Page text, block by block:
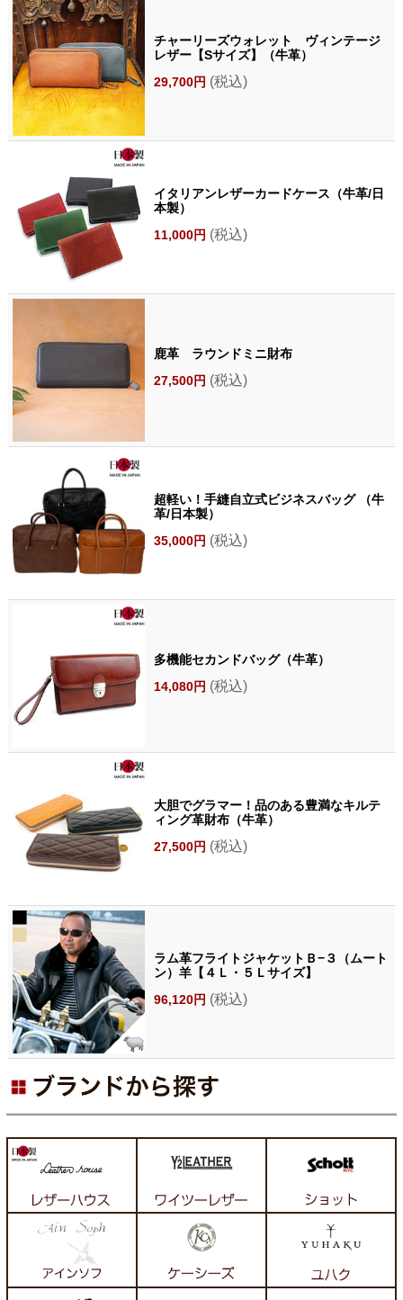
チャーリーズウォレット ヴィンテージ
レザー【Sサイズ】（牛革）
29,700円 (税込)
イタリアンレザーカードケース（牛革/日
本製）
11,000円 (税込)
鹿革 ラウンドミニ財布
27,500円 (税込)
超軽い！手縫自立式ビジネスバッグ （牛
革/日本製）
35,000円 (税込)
多機能セカンドバッグ（牛革）
14,080円 (税込)
大胆でグラマー！品のある豊満なキルテ
ィング革財布（牛革）
27,500円 (税込)
ラム革フライトジャケットＢ−３（ムート
ン）羊【４Ｌ・５Ｌサイズ】
96,120円 (税込)